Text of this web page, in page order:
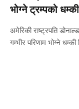
भोग्ने ट्रम्पको धम्की
अमेरिकी राष्ट्रपति
गम्भीर परिणाम भोग्ने